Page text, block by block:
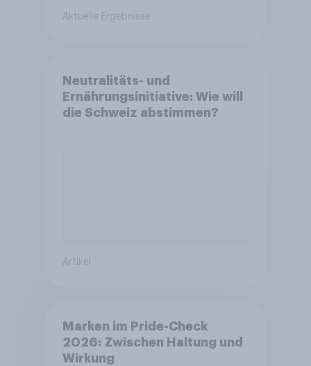
Aktuelle Ergebnisse
Neutralitäts- und
Ernährungsinitiative: Wie will
die Schweiz abstimmen?
Artikel
Marken im Pride-Check
2026: Zwischen Haltung und
Wirkung